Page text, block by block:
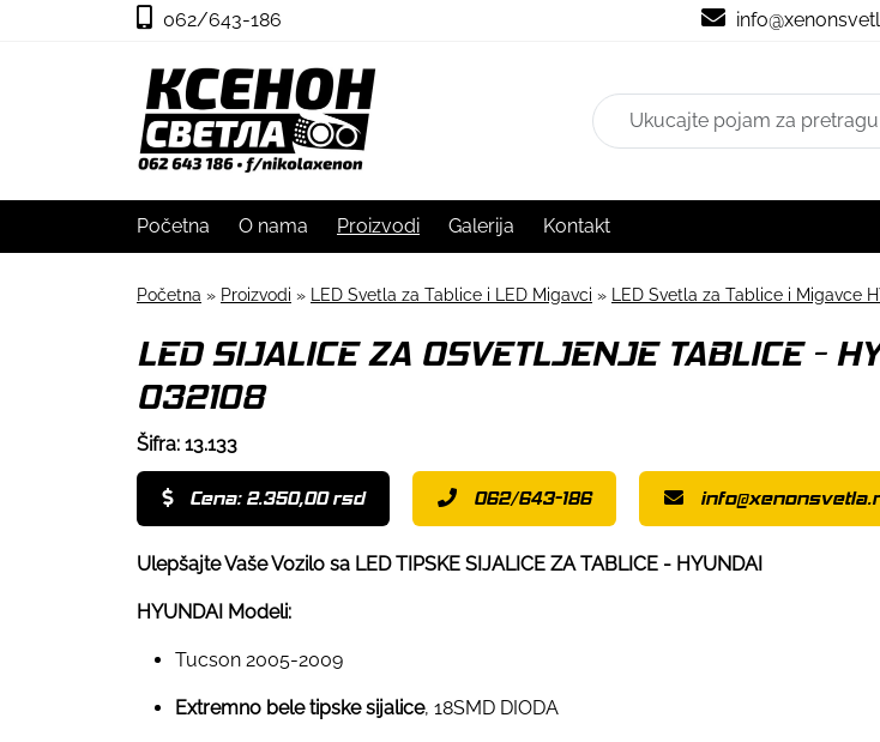
062/643-186
Početna O nama Proizvodi Galerija Kontakt
Početna » Proizvodi » LED Svetla za Tablice i LED Migavci » LED Svetla za Tablice i Migavce
LED SIJALICE ZA OSVETLJENJE TABLICE -
032108
Šifra: 13.133
Cena: 2.350,00 rsd 062/643-186
Ulepšajte Vaše Vozilo sa LED TIPSKE SIJALICE ZA TABLICE - HYUNDAI
HYUNDAI Modeli:
Tucson 2005-2009
Extremno bele tipske sijalice, 18SMD DIODA